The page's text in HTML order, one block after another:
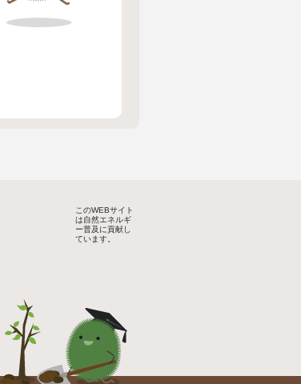
このWEBサイト
は自然エネルギ
ー普及に貢献し
ています。